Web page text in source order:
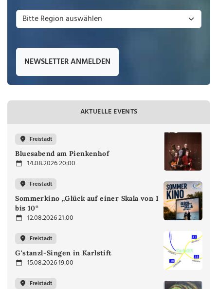
NEWSLETTER ANMELDEN
AKTUELLE EVENTS
Freistadt
Bluesabend am Pienkenhof
14.08.2026 20:00
Freistadt
Sommerkino „Glück auf einer Skala von 1
bis 10“
12.08.2026 21:00
Freistadt
G'stanzl-Singen in Karlstift
15.08.2026 19:00
Freistadt